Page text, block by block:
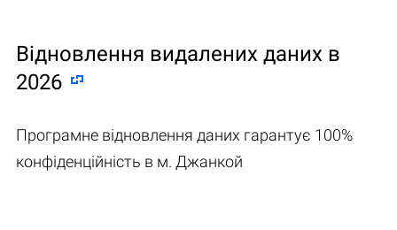
Відновлення видалених даних в
2026
Програмне відновлення даних гарантує 100%
конфіденційність в м. Джанкой